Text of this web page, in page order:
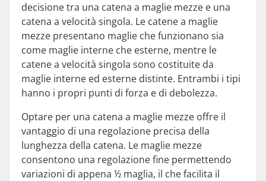
decisione tra una catena a maglie mezze e una
catena a velocità singola. Le catene a maglie
mezze presentano maglie che funzionano sia
come maglie interne che esterne, mentre le
catene a velocità singola sono costituite da
maglie interne ed esterne distinte. Entrambi i tipi
hanno i propri punti di forza e di debolezza.
Optare per una catena a maglie mezze offre il
vantaggio di una regolazione precisa della
lunghezza della catena. Le maglie mezze
consentono una regolazione fine permettendo
variazioni di appena ½ maglia, il che facilita il